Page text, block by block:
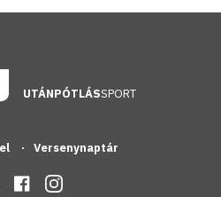
UTÁNPÓTLÁSSPORT
Versenynaptár